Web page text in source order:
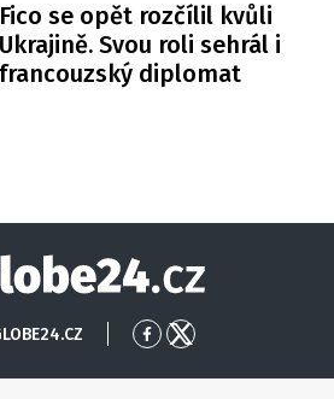
Fico se opět rozčílil kvůli
Ukrajině. Svou roli sehrál i
francouzský diplomat
Globe24
Přejít
Facebook
Přejít
X